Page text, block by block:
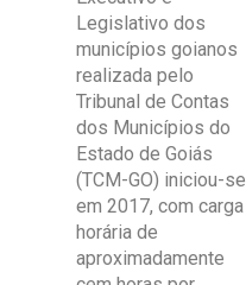
Legislativo dos
municípios goianos
realizada pelo
Tribunal de Contas
dos Municípios do
Estado de Goiás
(TCM-GO) iniciou-se
em 2017, com carga
horária de
aproximadamente